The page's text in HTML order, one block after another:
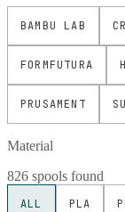
BAMBU LAB
FORMFUTURA
PRUSAMENT
Material
826 spools found
ALL PLA